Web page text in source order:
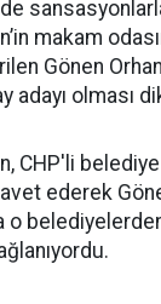
makam
Gönen
adayı olması
CHP'li belediye
ederek
o